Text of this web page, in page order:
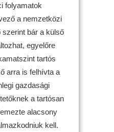
folyamatok
a nemzetközi
szerint bár a külső
egyelőre
tartós
arra is felhívta a
gazdasági
a tartósan
alacsony
kell.